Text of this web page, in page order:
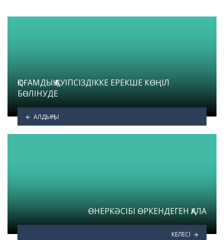
ҚОҒАМДЫҚ ҚАУІПСІЗДІККЕ ЕРЕКШЕ КӨҢІЛ
БӨЛІНУДЕ
АЛДЫҢҒЫ
ӨНЕРКӘСІБІ ӨРКЕНДЕГЕН ҚАЛА
КЕЛЕСІ